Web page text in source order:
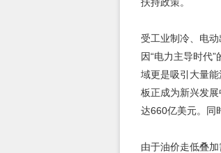
受工业制冷、电
因“电力主导时代
域更是吸引大量
板正成为新兴发
达660亿美元。同
由于油价走低叠